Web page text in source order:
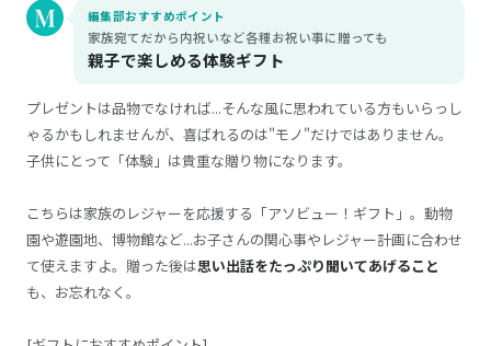
編集部おすすめポイント
家族宛てだから内祝いなど各種お祝い事に贈っても
親子で楽しめる体験ギフト
プレゼントは品物でなければ...そんな風に思われている方もいらっし
ゃるかもしれませんが、喜ばれるのは"モノ"だけではありません。
子供にとって「体験」は貴重な贈り物になります。
こちらは家族のレジャーを応援する「アソビュー！ギフト」。動物
園や遊園地、博物館など...お子さんの関心事やレジャー計画に合わせ
て使えますよ。贈った後は思い出話をたっぷり聞いてあげること
も、お忘れなく。